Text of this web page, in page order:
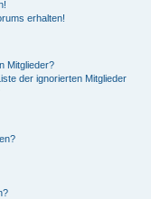
erhalten!
Mitglieder?
der ignorierten Mitglieder